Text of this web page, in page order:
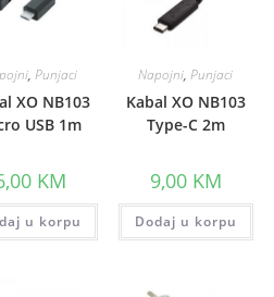
,Punjaci
XO NB103
USB 1m
KM
u korpu
Napojni,Punjaci
Kabal XO NB103
Type-C 2m
9,00 KM
Dodaj u korpu